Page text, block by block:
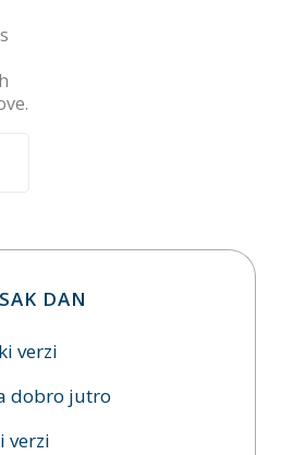
DAN
verzi
dobro jutro
verzi